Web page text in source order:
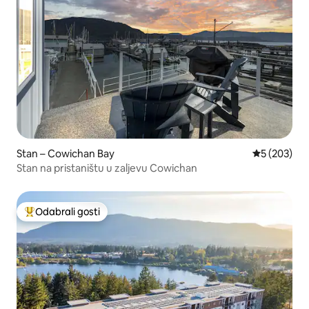
Stan – Cowichan Bay Prosječna
5 (203)
Stan na pristaništu u zaljevu Cowichan
Među najviše rangiranima s oznakom „Odabrali gosti”
Odabrali gosti